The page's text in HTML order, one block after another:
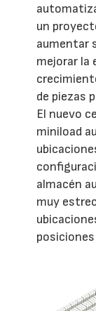
un
aumentar
mejorar la
de piezas
El nuevo
miniload
almacén
muy